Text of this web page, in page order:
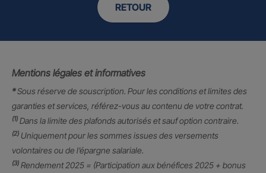
RETOUR
Mentions légales et informatives
*Sous réserve de souscription. Pour les conditions et limites des
garanties et services, référez-vous au contenu de votre contrat.
(1) Dans la limite des plafonds autorisés et sauf option contraire.
(2) Uniquement pour les sommes issues des versements
volontaires ou de l’épargne salariale.
(3) Rendement 2025 = (Participation aux bénéfices 2025 + bonus